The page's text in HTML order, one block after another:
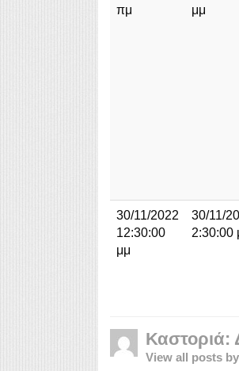
πμ
μμ
30/11/2022
12:30:00
μμ
30/11/
2:30:00
Καστοριά:
View all posts